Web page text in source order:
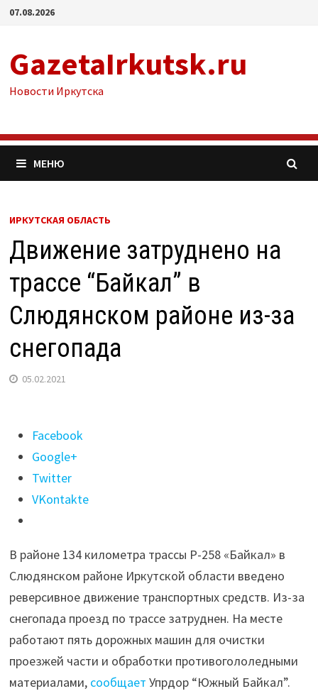
Перейти
07.08.2026
GazetaIrkutsk.ru
Новости Иркутска
МЕНЮ
ИРКУТСКАЯ ОБЛАСТЬ
Движение затруднено на
трассе “Байкал” в
Слюдянском районе из-за
снегопада
05.02.2021
Поделиться
"Движение
затруднено
на
трассе
в
Слюдянском
районе
из-
за
снегопада"
Facebook
Google+
Twitter
VKontakte
В районе 134 километра трассы Р-258 «Байкал» в
Слюдянском районе Иркутской области введено
реверсивное движение транспортных средств. Из-за
снегопада проезд по трассе затруднен. На месте
работают пять дорожных машин для очистки
проезжей части и обработки противогололедными
материалами, сообщает Упрдор “Южный Байкал”.